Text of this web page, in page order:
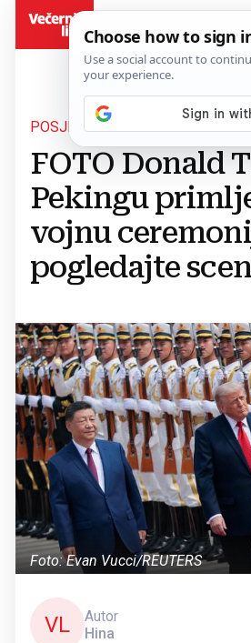
POSJET KINI
FOTO Donald
Pekingu
vojnu
pogledajte
Foto: Evan Vucci/REUTERS
VL
Autor
Hina